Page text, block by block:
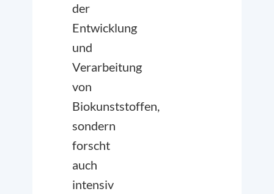
der
Entwicklung
und
Verarbeitung
von
Biokunststoffen,
sondern
forscht
auch
intensiv